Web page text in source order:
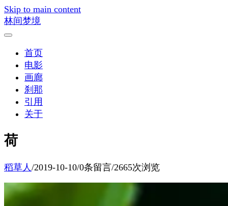
Skip to main content
林间梦境
首页
电影
画廊
刹那
引用
关于
荷
稻草人 /2019-10-10/0条留言/2665次浏览